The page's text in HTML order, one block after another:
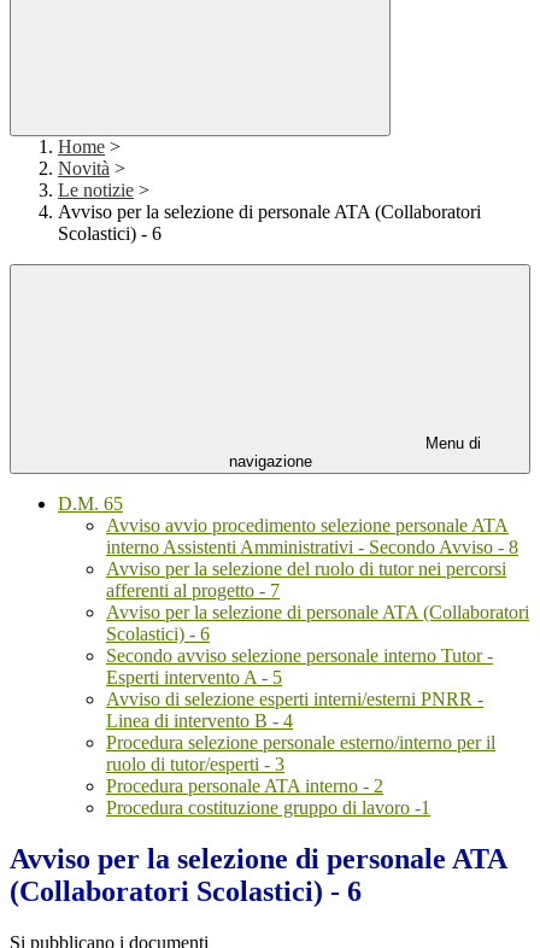
Home >
Novità >
Le notizie >
Avviso per la selezione di personale ATA (Collaboratori
Scolastici) - 6
Menu di
navigazione
D.M. 65
Avviso avvio procedimento selezione personale ATA
interno Assistenti Amministrativi - Secondo Avviso - 8
Avviso per la selezione del ruolo di tutor nei percorsi
afferenti al progetto - 7
Avviso per la selezione di personale ATA (Collaboratori
Scolastici) - 6
Secondo avviso selezione personale interno Tutor -
Esperti intervento A - 5
Avviso di selezione esperti interni/esterni PNRR -
Linea di intervento B - 4
Procedura selezione personale esterno/interno per il
ruolo di tutor/esperti - 3
Procedura personale ATA interno - 2
Procedura costituzione gruppo di lavoro -1
Avviso per la selezione di personale ATA
(Collaboratori Scolastici) - 6
Si pubblicano i documenti